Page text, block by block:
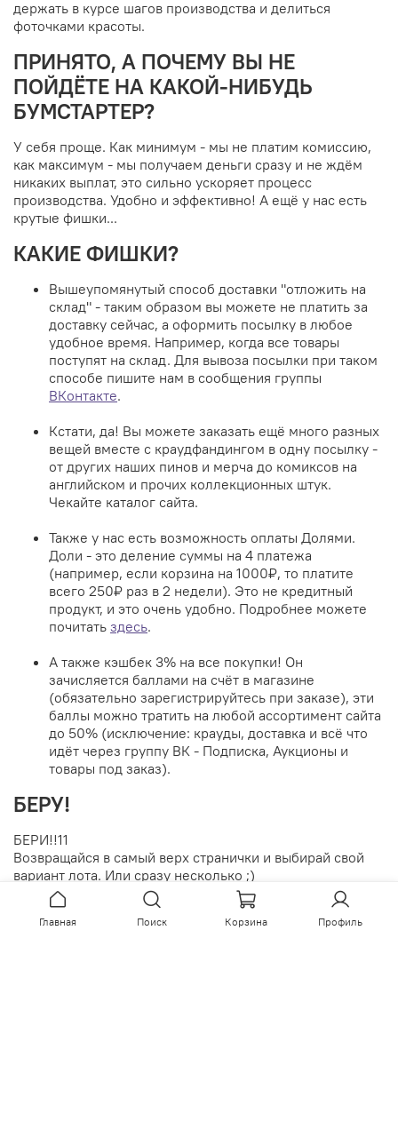
ЛАДЫ, А ЧЕГО ПО СРОКАМ?
Окончание - 28 июля, чтобы все успели поучаствовать,
после завершения крауда нам нужно будет 2 месяца на
всё про всё, так что доставку можно ожидать в
сентябре. Как обычно, в нашей группе ВК мы будем
фоточками красоты.
ПРИНЯТО, А ПОЧЕМУ ВЫ НЕ
ПОЙДЁТЕ НА КАКОЙ-НИБУДЬ
БУМСТАРТЕР?
как максимум - мы получаем деньги сразу и не ждём
никаких выплат, это сильно ускоряет процесс
производства. Удобно и эффективно! А ещё у нас есть
крутые фишки...
КАКИЕ ФИШКИ?
склад" - таким образом вы можете не платить за
доставку сейчас, а оформить посылку в любое
удобное время. Например, когда все товары
поступят на склад. Для вывоза посылки при таком
способе пишите нам в сообщения группы
Кстати, да! Вы можете заказать ещё много разных
вещей вместе с краудфандингом в одну посылку -
от других наших пинов и мерча до комиксов на
английском и прочих коллекционных штук.
Чекайте каталог сайта.
Также у нас есть возможность оплаты Долями.
Доли - это деление суммы на 4 платежа
(например, если корзина на 1000₽, то платите
всего 250₽ раз в 2 недели). Это не кредитный
продукт, и это очень удобно. Подробнее можете
почитатьздесь.
зачисляется баллами на счёт в магазине
баллы можно тратить на любой ассортимент сайта
до 50% (исключение: крауды, доставка и всё что
идёт через группу ВК - Подписка, Аукционы и
товары под заказ).
БЕРУ!
Главная Поиск Корзина Профиль